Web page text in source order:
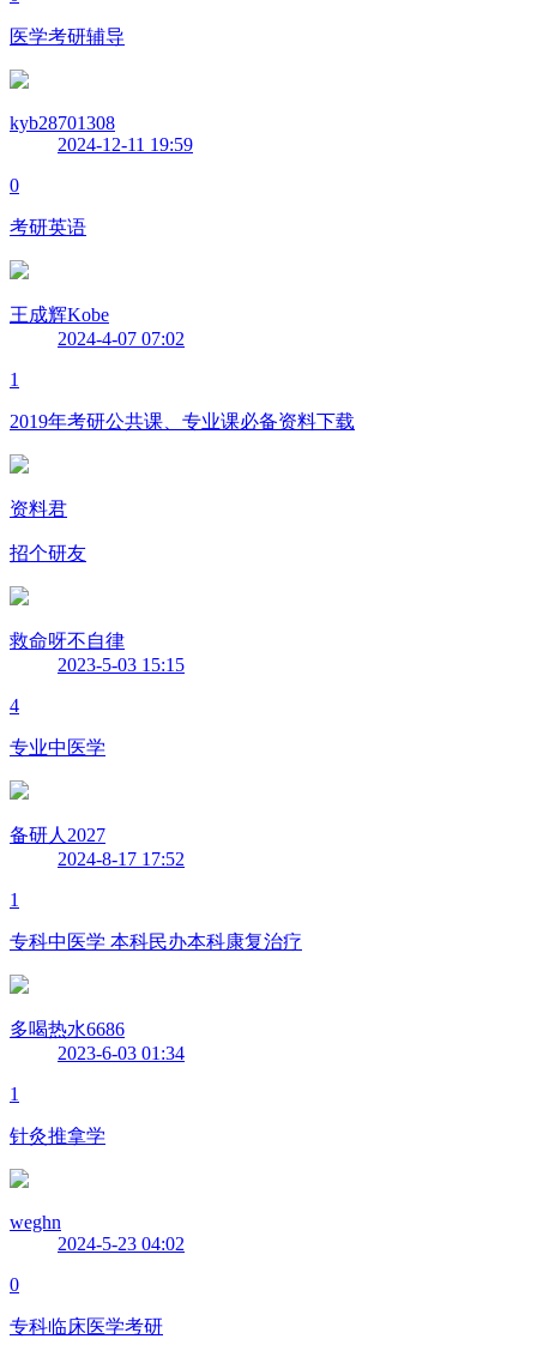
医学考研辅导
kyb28701308
2024-12-11 19:59
0
考研英语
王成辉Kobe
2024-4-07 07:02
1
2019年考研公共课、专业课必备资料下载
资料君
招个研友
救命呀不自律
2023-5-03 15:15
4
专业中医学
备研人2027
2024-8-17 17:52
1
专科中医学 本科民办本科康复治疗
多喝热水6686
2023-6-03 01:34
1
针灸推拿学
weghn
2024-5-23 04:02
0
专科临床医学考研